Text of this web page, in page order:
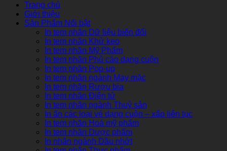
Trang chủ
Giới thiệu
Sản Phẩm Nổi bật
In tem nhãn Dữ liệu biến đổi
In tem nhãn Khử keo
In tem nhãn Mỹ Phẩm
In tem nhãn Phủ cào dạng cuộn
In tem nhãn Pop-up
In tem nhãn ngành May mặc
In tem nhãn Rượu bia
In tem nhãn Điện tử
In tem nhãn ngành Thuỷ sản
In ấn các loại vé dạng cuộn – xấp liên tục
In tem nhãn Hoá mỹ phẩm
In tem nhãn Dược phẩm
In nhãn ngành Dầu nhớt